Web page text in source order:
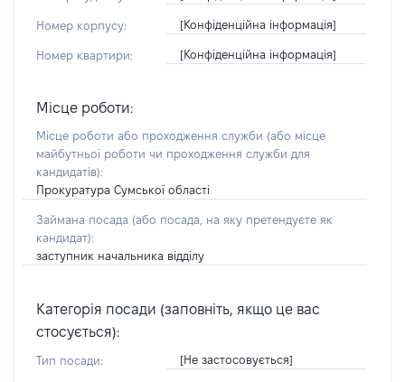
Номер корпусу: [Конфіденційна інформація]
Номер квартири: [Конфіденційна інформація]
Місце роботи:
Місце роботи або проходження служби (або місце
майбутньої роботи чи проходження служби для
кандидатів):
Прокуратура Сумської області
Займана посада (або посада, на яку претендуєте як
кандидат):
заступник начальника відділу
Категорія посади (заповніть, якщо це вас
стосується):
Тип посади: [Не застосовується]